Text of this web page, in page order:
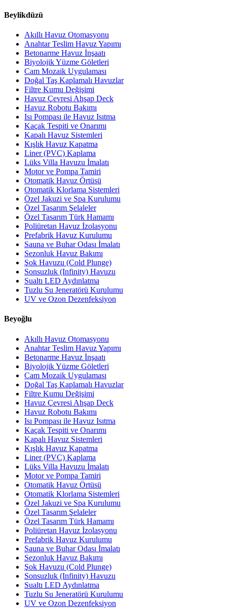
Beylikdüzü
Akıllı Havuz Otomasyonu
Anahtar Teslim Havuz Yapımı
Betonarme Havuz İnşaatı
Biyolojik Yüzme Göletleri
Cam Mozaik Uygulaması
Doğal Taş Kaplamalı Havuzlar
Filtre Kumu Değişimi
Havuz Çevresi Ahşap Deck
Havuz Robotu Bakımı
Isı Pompası ile Havuz Isıtma
Kaçak Tespiti ve Onarımı
Kapalı Havuz Sistemleri
Kışlık Havuz Kapatma
Liner (PVC) Kaplama
Lüks Villa Havuzu İmalatı
Motor ve Pompa Tamiri
Otomatik Havuz Örtüsü
Otomatik Klorlama Sistemleri
Özel Jakuzi ve Spa Kurulumu
Özel Tasarım Şelaleler
Özel Tasarım Türk Hamamı
Poliüretan Havuz İzolasyonu
Prefabrik Havuz Kurulumu
Sauna ve Buhar Odası İmalatı
Sezonluk Havuz Bakımı
Şok Havuzu (Cold Plunge)
Sonsuzluk (Infinity) Havuzu
Sualtı LED Aydınlatma
Tuzlu Su Jeneratörü Kurulumu
UV ve Ozon Dezenfeksiyon
Beyoğlu
Akıllı Havuz Otomasyonu
Anahtar Teslim Havuz Yapımı
Betonarme Havuz İnşaatı
Biyolojik Yüzme Göletleri
Cam Mozaik Uygulaması
Doğal Taş Kaplamalı Havuzlar
Filtre Kumu Değişimi
Havuz Çevresi Ahşap Deck
Havuz Robotu Bakımı
Isı Pompası ile Havuz Isıtma
Kaçak Tespiti ve Onarımı
Kapalı Havuz Sistemleri
Kışlık Havuz Kapatma
Liner (PVC) Kaplama
Lüks Villa Havuzu İmalatı
Motor ve Pompa Tamiri
Otomatik Havuz Örtüsü
Otomatik Klorlama Sistemleri
Özel Jakuzi ve Spa Kurulumu
Özel Tasarım Şelaleler
Özel Tasarım Türk Hamamı
Poliüretan Havuz İzolasyonu
Prefabrik Havuz Kurulumu
Sauna ve Buhar Odası İmalatı
Sezonluk Havuz Bakımı
Şok Havuzu (Cold Plunge)
Sonsuzluk (Infinity) Havuzu
Sualtı LED Aydınlatma
Tuzlu Su Jeneratörü Kurulumu
UV ve Ozon Dezenfeksiyon